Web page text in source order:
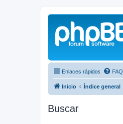
Enlaces rápidos FAQ
Inicio Índice general
Buscar